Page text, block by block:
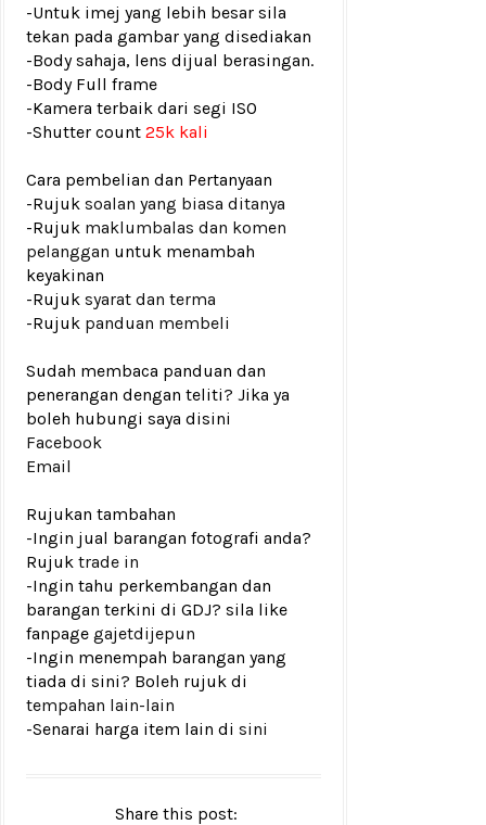
-Untuk imej yang lebih besar sila
tekan pada gambar yang disediakan
-Body sahaja, lens dijual berasingan.
-Body Full frame
-Kamera terbaik dari segi ISO
-Shutter count 25k kali
Cara pembelian dan Pertanyaan
-Rujuk soalan yang biasa ditanya
-Rujuk maklumbalas dan komen
pelanggan untuk menambah
keyakinan
-Rujuk syarat dan terma
-Rujuk panduan membeli
Sudah membaca panduan dan
penerangan dengan teliti? Jika ya
boleh hubungi saya disini
Facebook
Email
Rujukan tambahan
-Ingin jual barangan fotografi anda?
Rujuk trade in
-Ingin tahu perkembangan dan
barangan terkini di GDJ? sila like
fanpage gajetdijepun
-Ingin menempah barangan yang
tiada di sini? Boleh rujuk di
tempahan lain-lain
-Senarai harga item lain di sini
Share this post: